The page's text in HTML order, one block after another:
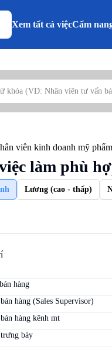
Xem tất cả việcCẩm
viên kinh doanh mỹ phẩm
làm phù
Lương (cao - thấp)
hàng
hàng (Sales Supervisor)
hàng kênh mt
bày